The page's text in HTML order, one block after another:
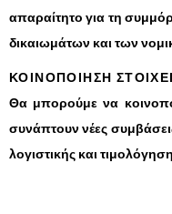
απαραίτητο για τη
δικαιωμάτων και των
ΚΟΙΝΟΠΟΙΗΣΗ
Θα μπορούμε να
συνάπτουν νέες
λογιστικής και